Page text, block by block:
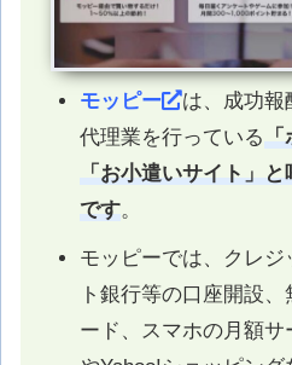
モッピー
は、成功報
代理業を行っている
「お小遣いサイト」
です。
モッピーでは、クレジ
ト銀行等の口座開設
ード、スマホの月額